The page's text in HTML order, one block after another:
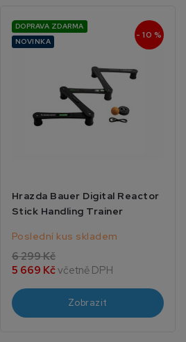
DOPRAVA ZDARMA
NOVINKA
- 10 %
Hrazda Bauer Digital Reactor
Stick Handling Trainer
Poslední kus skladem
6 299 Kč
5 669 Kčvčetně DPH
Zobrazit